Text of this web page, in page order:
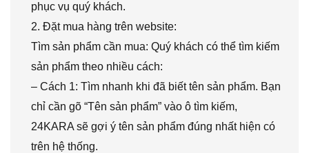
phục vụ quý khách.
2. Đặt mua hàng trên website:
Tìm sản phẩm cần mua: Quý khách có thể tìm kiếm
sản phẩm theo nhiều cách:
– Cách 1: Tìm nhanh khi đã biết tên sản phẩm. Bạn
chỉ cần gõ “Tên sản phẩm” vào ô tìm kiếm,
24KARA sẽ gợi ý tên sản phẩm đúng nhất hiện có
trên hệ thống.